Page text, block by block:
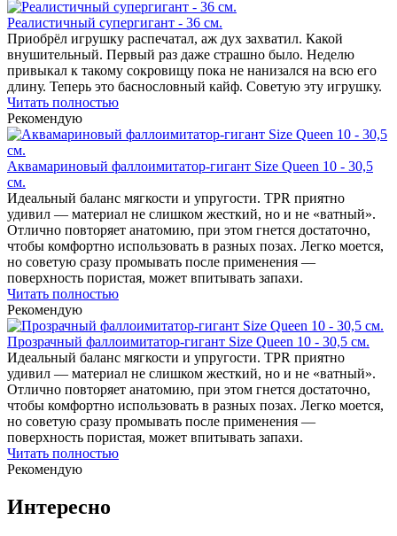
Реалистичный супергигант - 36 см.
Приобрëл игрушку распечатал, аж дух захватил. Какой
внушительный. Первый раз даже страшно было. Неделю
привыкал к такому сокровищу пока не нанизался на всю его
длину. Теперь это баснословный кайф. Советую эту игрушку.
Читать полностью
Рекомендую
Аквамариновый фаллоимитатор-гигант Size Queen 10 - 30,5
см.
Идеальный баланс мягкости и упругости. TPR приятно
удивил — материал не слишком жесткий, но и не «ватный».
Отлично повторяет анатомию, при этом гнется достаточно,
чтобы комфортно использовать в разных позах. Легко моется,
но советую сразу промывать после применения —
поверхность пористая, может впитывать запахи.
Читать полностью
Рекомендую
Прозрачный фаллоимитатор-гигант Size Queen 10 - 30,5 см.
Идеальный баланс мягкости и упругости. TPR приятно
удивил — материал не слишком жесткий, но и не «ватный».
Отлично повторяет анатомию, при этом гнется достаточно,
чтобы комфортно использовать в разных позах. Легко моется,
но советую сразу промывать после применения —
поверхность пористая, может впитывать запахи.
Читать полностью
Рекомендую
Интересно